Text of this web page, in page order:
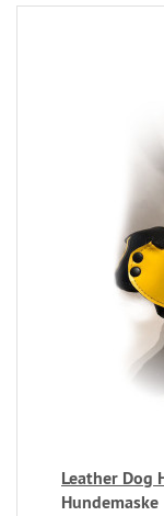
Leather Dog
Hundemaske